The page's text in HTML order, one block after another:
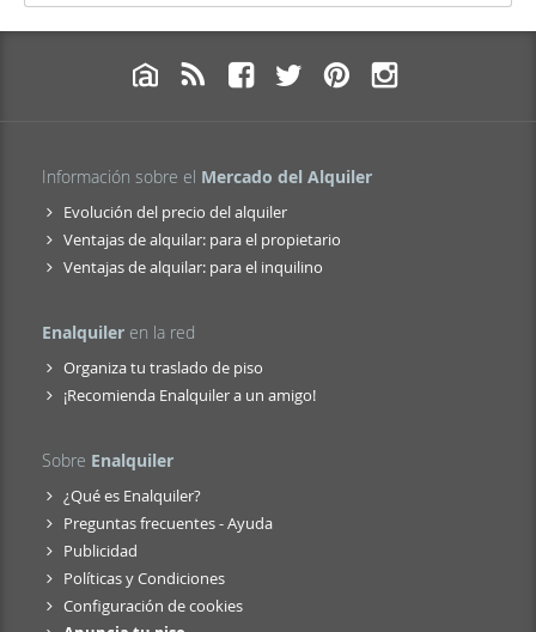
Información sobre el Mercado del Alquiler
Evolución del precio del alquiler
Ventajas de alquilar: para el propietario
Ventajas de alquilar: para el inquilino
Enalquiler en la red
Organiza tu traslado de piso
¡Recomienda Enalquiler a un amigo!
Sobre Enalquiler
¿Qué es Enalquiler?
Preguntas frecuentes - Ayuda
Publicidad
Políticas y Condiciones
Configuración de cookies